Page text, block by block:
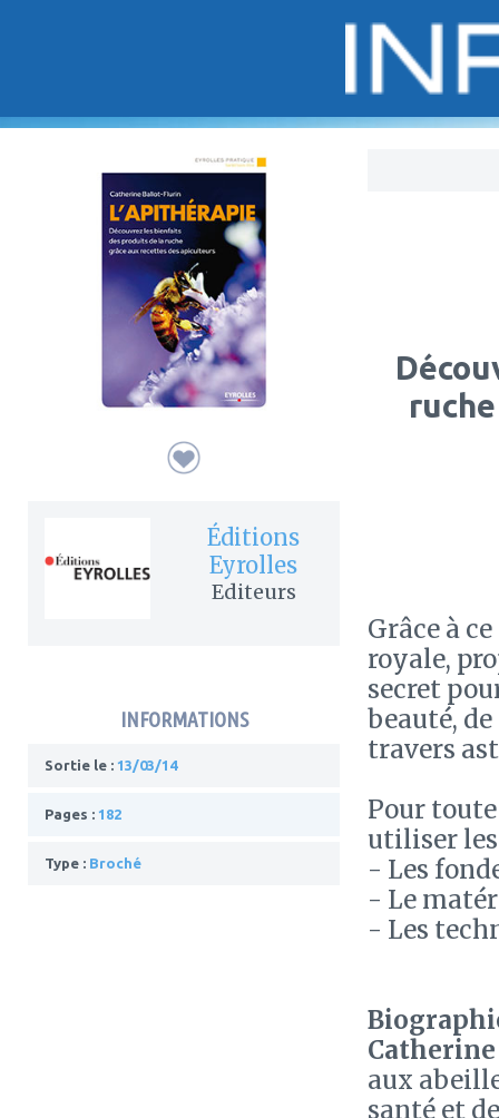
Éditions
Eyrolles
Editeurs
INFORMATIONS
Sortie le : 13/03/14
Pages : 182
Type : Broché
Grâce à
royale,
secret
beauté,
travers
Pour
utiliser
- Les
- Le
- Les
aux
santé et